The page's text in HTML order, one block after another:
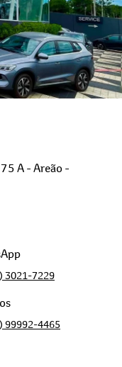
A - Areão -
3021-7229
99992-4465